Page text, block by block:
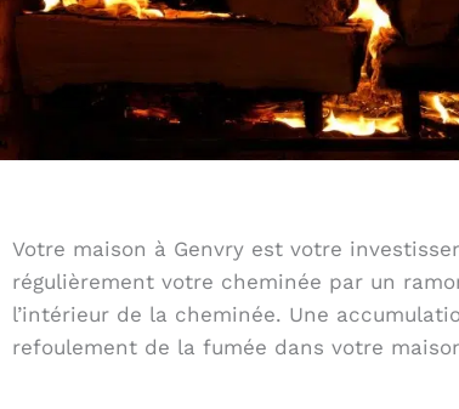
Votre maison à Genvry est votre
régulièrement votre cheminée par un
l’intérieur de la cheminée. Une
refoulement de la fumée dans votre